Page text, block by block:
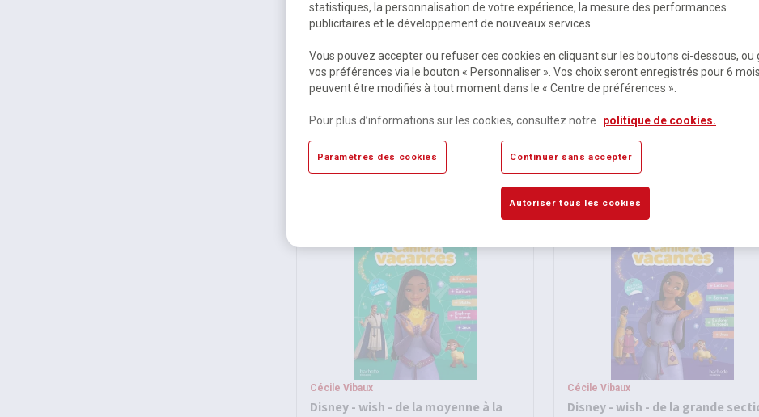
Scolaire
Marie-Pierre Castelli
Mon cahier d'écriture istra gs -
cahier élève - ed. 2023
5,64 €HT
Scolaire
Mon cahier d'écriture istra gs -
guide pédagogique - ed. 2023
17,82 €HT
Cécile Vibaux
Disney - wish - de la moyenne à la
Cécile Vibaux
Disney - wish - de la grande
statistiques, la personnalisation de votre expérience, la mesure des performances
publicitaires et le développement de nouveaux services.
Vous pouvez accepter ou refuser ces cookies en cliquant sur les boutons ci-dessous, ou
vos préférences via le bouton « Personnaliser ». Vos choix seront enregistrés pour 6
peuvent être modifiés à tout moment dans le « Centre de préférences ».
Pour plus d’informations sur les cookies, consultez notre politique de cookies.
Paramètres des cookies Continuer sans accepter
Autoriser tous les cookies